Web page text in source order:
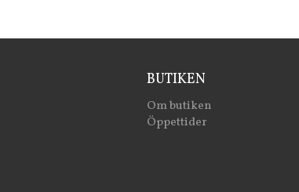
BUTIKEN
Om butiken
Öppettider